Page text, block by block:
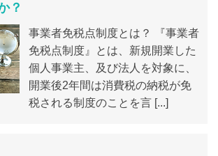
？
事業者免税点制度とは？ 『事業者
免税点制度』とは、新規開業した
個人事業主、及び法人を対象に、
開業後2年間は消費税の納税が免
税される制度のことを言 [...]